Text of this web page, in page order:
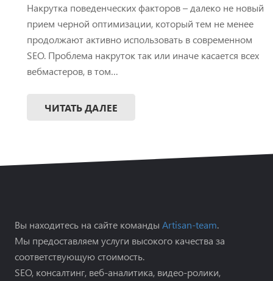
Накрутка поведенческих факторов – далеко не новый
прием черной оптимизации, который тем не менее
продолжают активно использовать в современном
SEO. Проблема накруток так или иначе касается всех
вебмастеров, в том…
ЧИТАТЬ ДАЛЕЕ
Вы находитесь на сайте команды Artisan-team.
Мы предоставляем услуги высокого качества за
соответствующую стоимость.
SEO, консалтинг, веб-аналитика, видео-ролики,